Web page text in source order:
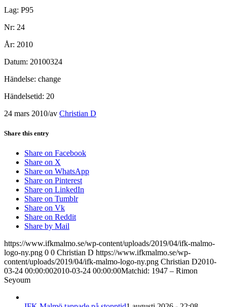
Lag: P95
Nr: 24
År: 2010
Datum: 20100324
Händelse: change
Händelsetid: 20
24 mars 2010/av Christian D
Share this entry
Share on Facebook
Share on X
Share on WhatsApp
Share on Pinterest
Share on LinkedIn
Share on Tumblr
Share on Vk
Share on Reddit
Share by Mail
https://www.ifkmalmo.se/wp-content/uploads/2019/04/ifk-malmo-
logo-ny.png 0 0 Christian D https://www.ifkmalmo.se/wp-
content/uploads/2019/04/ifk-malmo-logo-ny.png Christian D2010-
03-24 00:00:002010-03-24 00:00:00Matchid: 1947 – Rimon
Seyoum